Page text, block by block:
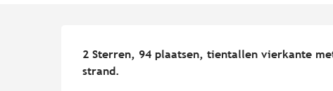
2 Sterren, 94 plaatsen, tientallen vierkante
strand.